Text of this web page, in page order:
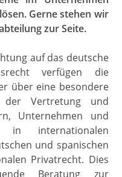
Gerne stehen wir
zur Seite.
auf das deutsche
verfügen die
über eine besondere
der Vertretung und
Unternehmen und
in internationalen
und spanischen
Privatrecht. Dies
Beratung zur